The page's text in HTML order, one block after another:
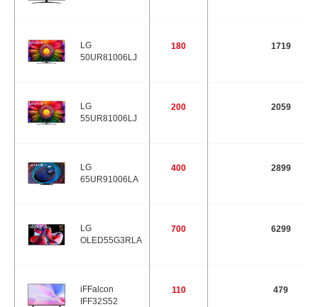
LG
50UR81006LJ
180 1719
LG
55UR81006LJ
200 2059
LG
65UR91006LA
400 2899
LG
OLED55G3RLA
700 6299
iFFalcon
IFF32S52
110 479